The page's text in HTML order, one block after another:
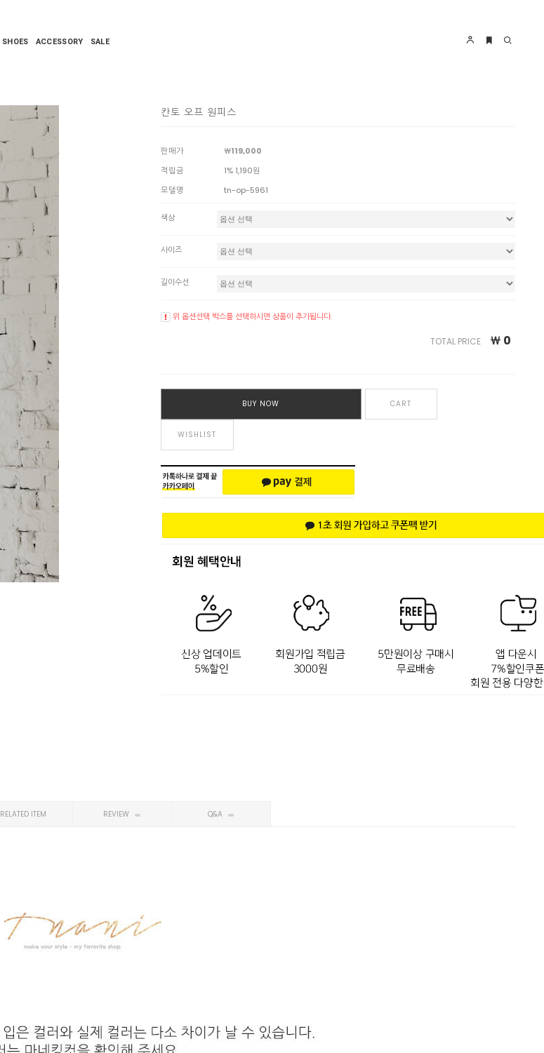
SHOES ACCESSORY SALE
칸토 오프 원피스
판매가
￦119,000
적립금
1% 1,190원
모델명
tn-op-5961
색상
사이즈
길이수선
위 옵션선택 박스를 선택하시면 상품이 추가됩니다.
TOTAL PRICE ￦ 0
BUY NOW CART
WISHLIST
RELATED ITEM REVIEW Q&A